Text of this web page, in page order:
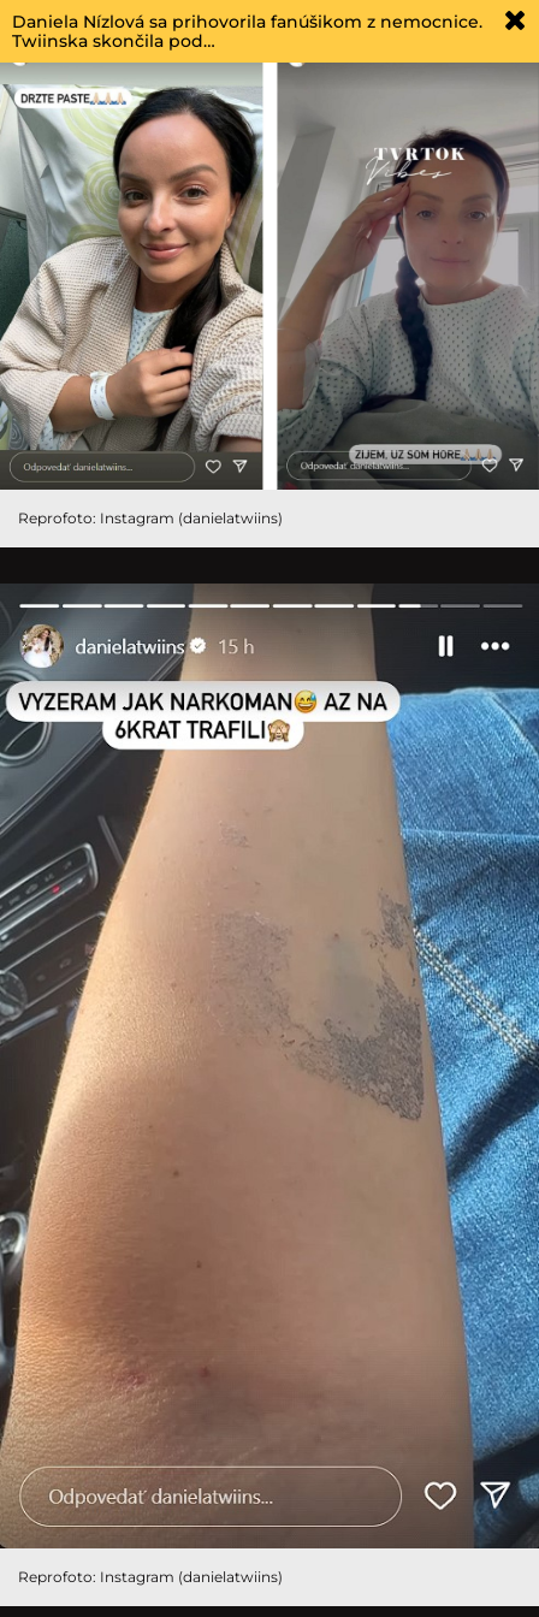
Daniela Nízlová sa prihovorila fanúšikom z nemocnice.
Twiinska skončila pod…
Reprofoto: Instagram (danielatwiins)
Reprofoto: Instagram (danielatwiins)